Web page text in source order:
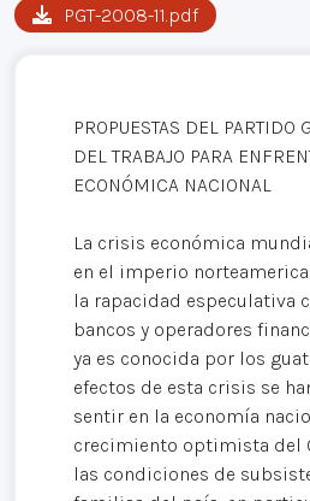
PGT-2008-11.pdf
PROPUESTAS DEL PARTIDO
DEL TRABAJO PARA
ECONÓMICA NACIONAL
La crisis económica
en el imperio
la rapacidad especulativa
bancos y operadores
ya es conocida por los
efectos de esta crisis se
sentir en la economía
crecimiento optimista del
las condiciones de